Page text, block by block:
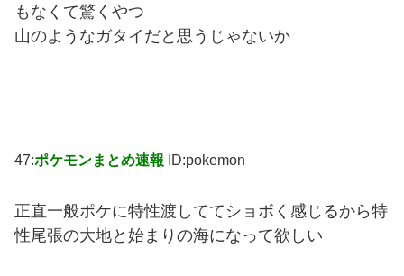
もなくて驚くやつ
山のようなガタイだと思うじゃないか
47:ポケモンまとめ速報 ID:pokemon
正直一般ポケに特性渡しててショボく感じるから特
性尾張の大地と始まりの海になって欲しい